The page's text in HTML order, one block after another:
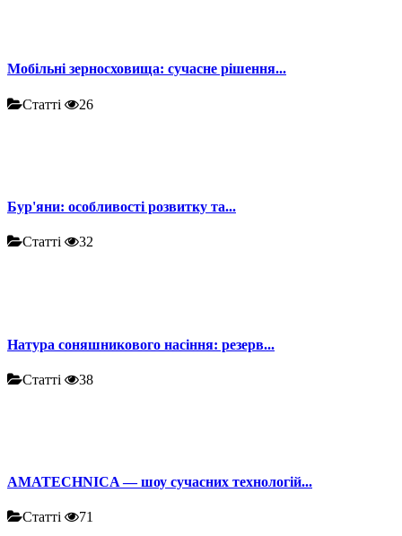
Мобільні зерносховища: сучасне рішення...
Статті 26
Бур'яни: особливості розвитку та...
Статті 32
Натура соняшникового насіння: резерв...
Статті 38
AMATECHNICA — шоу сучасних технологій...
Статті 71